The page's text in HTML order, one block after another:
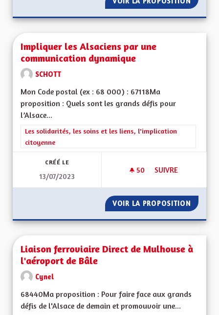
Impliquer les Alsaciens par une
communication dynamique
SCHOTT
Mon Code postal (ex : 68 000) : 67118Ma
proposition : Quels sont les grands défis pour
l’Alsace...
Filtrer les résultats de la catégorie : Les solidarités, les soins
Les solidarités, les soins et les liens, l'implication
citoyenne
CRÉÉ LE
13/07/2023
50 50 ABONNÉS
SUIVRE
VOIR LA PROPOSITION
Liaison ferroviaire Direct de Mulhouse à
l'aéroport de Bâle
Cynel
68440Ma proposition : Pour faire face aux grands
défis de l'Alsace de demain et promouvoir une...